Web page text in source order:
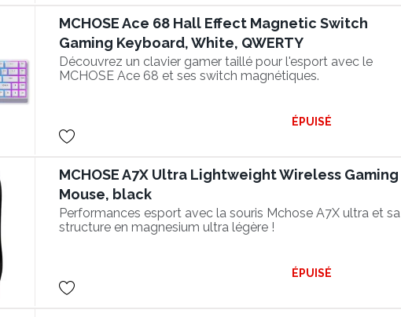
MCHOSE Ace 68 Hall Effect Magnetic Switch
Gaming Keyboard, White, QWERTY
Découvrez un clavier gamer taillé pour l'esport avec le
MCHOSE Ace 68 et ses switch magnétiques.
ÉPUISÉ
MCHOSE A7X Ultra Lightweight Wireless Gaming
Mouse, black
Performances esport avec la souris Mchose A7X ultra et sa
structure en magnesium ultra légère !
ÉPUISÉ